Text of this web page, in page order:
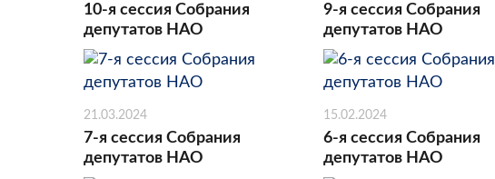
10-я сессия Собрания
депутатов НАО
9-я сессия Собрания
депутатов НАО
21.03.2024
7-я сессия Собрания
депутатов НАО
15.02.2024
6-я сессия Собрания
депутатов НАО